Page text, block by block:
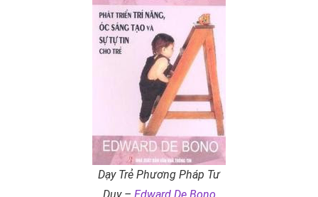
Dạy Trẻ Phương Pháp Tư